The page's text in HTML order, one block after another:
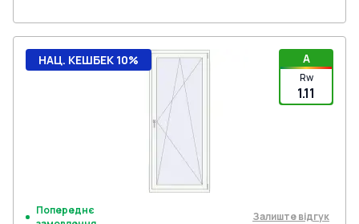
A
Rw
1.11
НАЦ. КЕШБЕК 10%
Попереднє
Залиште відгук